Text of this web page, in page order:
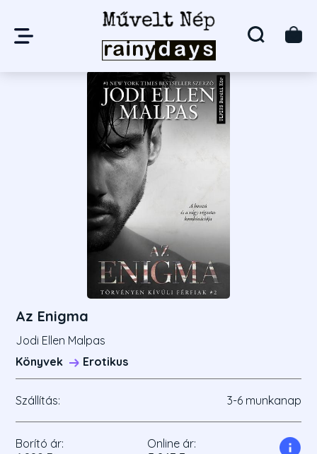
Az Enigma
Jodi Ellen Malpas
Könyvek
Erotikus
Szállítás: 3-6 munkanap
Borító ár:
Online ár: